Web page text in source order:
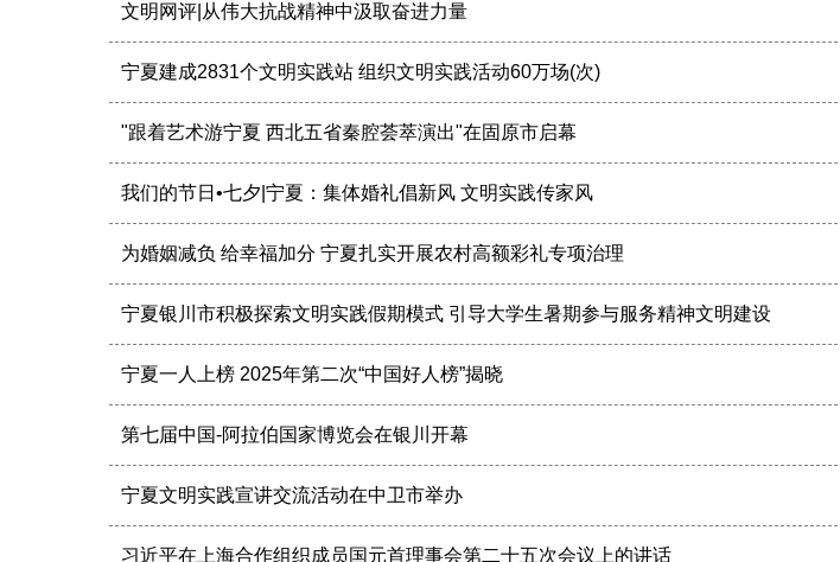
文明网评|从伟大抗战精神中汲取奋进力量
宁夏建成2831个文明实践站 组织文明实践活动60万场(次)
"跟着艺术游宁夏 西北五省秦腔荟萃演出"在固原市启幕
我们的节日•七夕|宁夏：集体婚礼倡新风 文明实践传家风
为婚姻减负 给幸福加分 宁夏扎实开展农村高额彩礼专项治理
宁夏银川市积极探索文明实践假期模式 引导大学生暑期参与服务精神文明建设
宁夏一人上榜 2025年第二次“中国好人榜”揭晓
第七届中国-阿拉伯国家博览会在银川开幕
宁夏文明实践宣讲交流活动在中卫市举办
习近平在上海合作组织成员国元首理事会第二十五次会议上的讲话